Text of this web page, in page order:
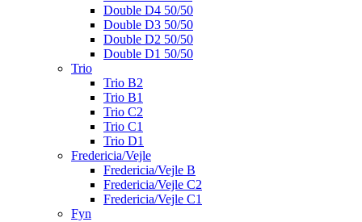
Double D4 50/50
Double D3 50/50
Double D2 50/50
Double D1 50/50
Trio
Trio B2
Trio B1
Trio C2
Trio C1
Trio D1
Fredericia/Vejle
Fredericia/Vejle B
Fredericia/Vejle C2
Fredericia/Vejle C1
Fyn